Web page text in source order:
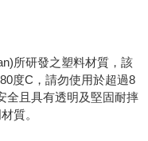
所研發之塑料材質，該
度C，請勿使用於超過8
全且具有透明及堅固耐摔
質。